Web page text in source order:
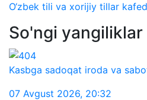
O‘zbek tili va xorijiy tillar
So'ngi yangiliklar
Kasbga sadoqat iroda va
07 Avgust 2026, 20:32